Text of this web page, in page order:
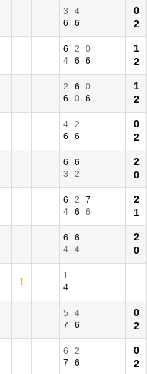
3
4
6
6
0
2
6 2
0
4
6 6
1
2
2 6
0
6
0 6
1
2
4
2
6
6
0
2
6
6
3
2
2
0
6 2
7
4
6 6
2
1
6
6
4
4
2
0
1
1
4
5
4
7
6
0
2
6
2
7
6
0
2